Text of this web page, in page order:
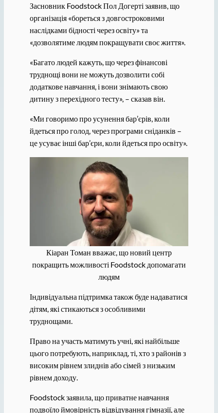
Засновник Foodstock Пол Догерті заявив, що
організація «бореться з довгостроковими
наслідками бідності через освіту» та
«дозволятиме людям покращувати своє життя».
«Багато людей кажуть, що через фінансові
труднощі вони не можуть дозволити собі
додаткове навчання, і вони знімають свою
дитину з перехідного тесту», – сказав він.
«Ми говоримо про усунення бар’єрів, коли
йдеться про голод, через програми сніданків –
це усуває інші бар’єри, коли йдеться про освіту».
Кіаран Томан вважає, що новий центр
покращить можливості Foodstock допомагати
людям
Індивідуальна підтримка також буде надаватися
дітям, які стикаються з особливими
труднощами.
Право на участь матимуть учні, які найбільше
цього потребують, наприклад, ті, хто з районів з
високим рівнем злиднів або сімей з низьким
рівнем доходу.
Foodstock заявила, що приватне навчання
подвоїло ймовірність відвідування гімназії, але